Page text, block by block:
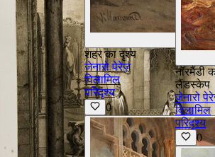
शहर का दृश्य
जेनारो पेरेज़
विलामिल
परिदृश्य
0
नॉरमैंडी
लैंडस्केप
जेनारो
विलामिल
परिदृश्य
0